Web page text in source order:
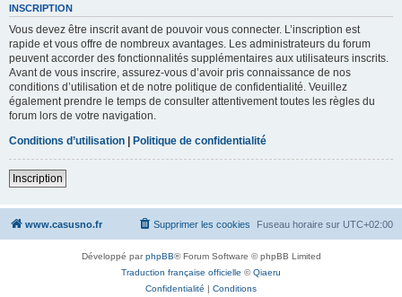
INSCRIPTION
Vous devez être inscrit avant de pouvoir vous connecter. L’inscription est
rapide et vous offre de nombreux avantages. Les administrateurs du forum
peuvent accorder des fonctionnalités supplémentaires aux utilisateurs inscrits.
Avant de vous inscrire, assurez-vous d’avoir pris connaissance de nos
conditions d’utilisation et de notre politique de confidentialité. Veuillez
également prendre le temps de consulter attentivement toutes les règles du
forum lors de votre navigation.
Conditions d’utilisation | Politique de confidentialité
Inscription
www.casusno.fr Fuseau horaire sur UTC+02:00
Supprimer les cookies
Développé parphpBB® Forum Software © phpBB Limited
Traduction française officielle ©Qiaeru
Confidentialité | Conditions